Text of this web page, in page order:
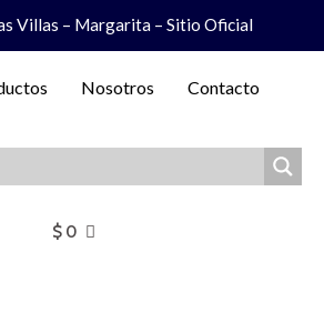
Villas – Margarita – Sitio Oficial
Nosotros Contacto
$ 0